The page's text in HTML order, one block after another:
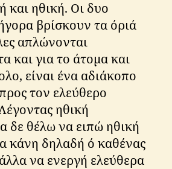
και ηθική. Οι δυο
βρίσκουν τα όριά
απλώνονται
και για το άτομα και
είναι ένα αδιάκοπο
τον ελεύθερο
ηθική
δε θέλω να ειπώ ηθική
κάνη δηλαδή ό καθένας
άλλα να ενεργή ελεύθερα